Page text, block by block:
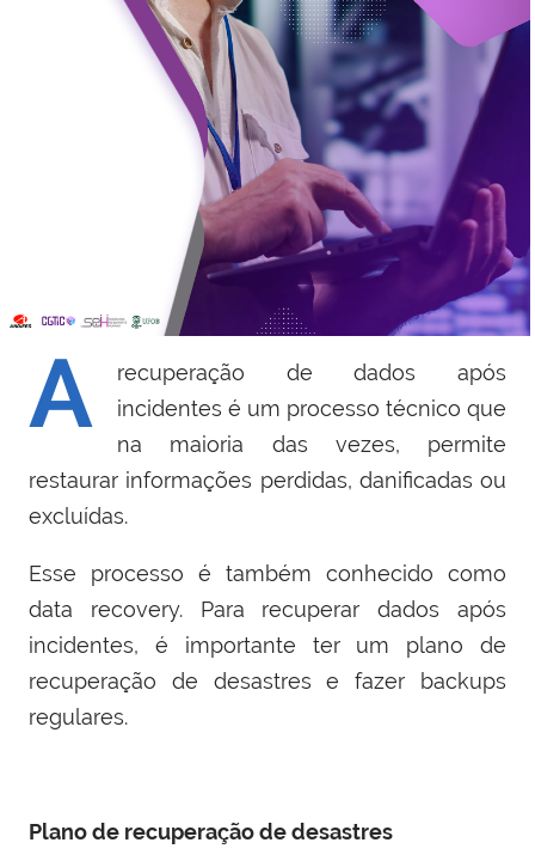
A
recuperação de dados após
incidentes é um processo técnico que
na maioria das vezes, permite
restaurar informações perdidas, danificadas ou
excluídas.
Esse processo é também conhecido como
data recovery. Para recuperar dados após
incidentes, é importante ter um plano de
recuperação de desastres e fazer backups
regulares.
Plano de recuperação de desastres